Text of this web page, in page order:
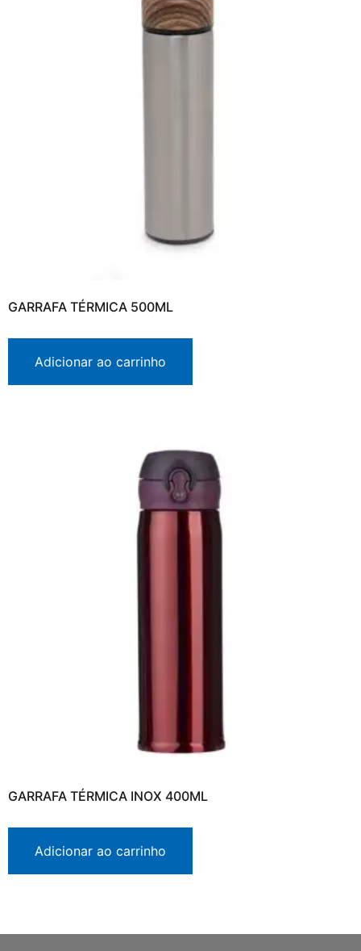
GARRAFA TÉRMICA 500ML
Adicionar ao carrinho
GARRAFA TÉRMICA INOX 400ML
Adicionar ao carrinho